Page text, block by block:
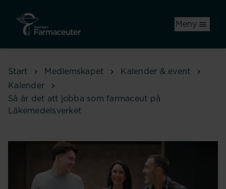
Meny
Start Medlemskapet
Kalender & event
Kalender
Så är det att jobba som farmaceut på
Läkemedelsverket